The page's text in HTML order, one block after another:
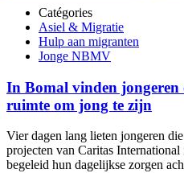
Catégories
Asiel & Migratie
Hulp aan migranten
Jonge NBMV
In Bomal vinden jongeren
ruimte om jong te zijn
Vier dagen lang lieten jongeren
projecten van Caritas
begeleid hun dagelijkse zorgen